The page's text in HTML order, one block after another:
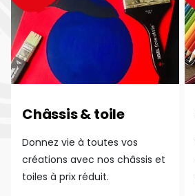
Châssis & toile
Donnez vie à toutes vos
créations avec nos châssis et
toiles à prix réduit.